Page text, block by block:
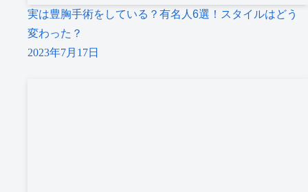
実は豊胸手術をしている？有名人6選！スタイルはどう
変わった？
2023年7月17日